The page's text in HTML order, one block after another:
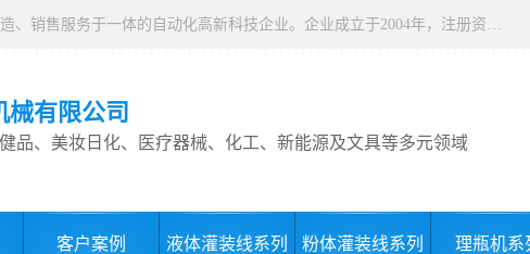
上海圣起包装机械有限公司，是集研发、设计、生产制造、销售服务于一体的自动化高新科技企业。企业成立于2004年，注册资本1000万元，总占地面积约15000平方。 企业发展二十余年以来，一直专注于自动化设备这一朝阳行业，致力于为制药、食品、日化、化工、物流、仓储等行业提供一站式智能包装解决方案。服务用户覆盖全国各省市以及海内外，产品远销全球，2024 年度总产值9000万。
械有限公司
品、美妆日化、医疗器械、化工、新能源及文具等多元领域
客户案例 液体灌装线系列 粉体灌装线系列 理瓶机系